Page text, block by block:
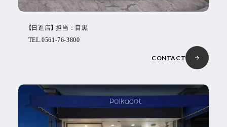
【日進店】 担当：目黒
TEL.0561-76-3800
CONTACT